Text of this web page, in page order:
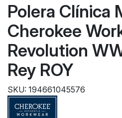
Polera Clínica
Cherokee
Revolution
Rey ROY
SKU: 194661045576